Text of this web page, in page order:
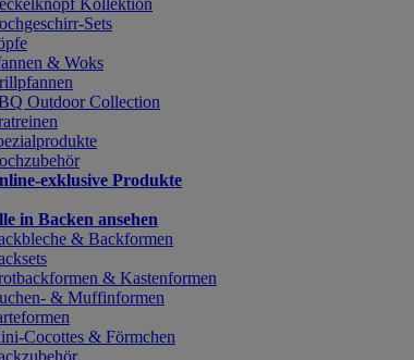
Kollektion
Sets
& Woks
Outdoor Collection
exklusive Produkte
in Backen ansehen
& Backformen
& Kastenformen
& Muffinformen
Cocottes & Förmchen